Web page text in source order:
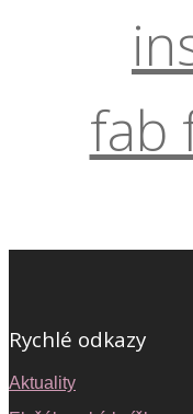
fab
Rychlé odkazy
Aktuality